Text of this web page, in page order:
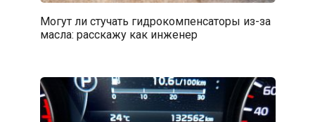
Могут ли стучать гидрокомпенсаторы из-за
масла: расскажу как инженер